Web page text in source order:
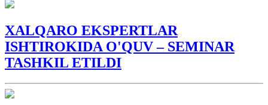
XALQARO EKSPERTLAR
ISHTIROKIDA O'QUV – SEMINAR
TASHKIL ETILDI